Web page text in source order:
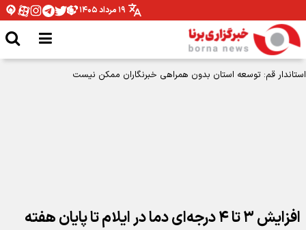
۱۹ مرداد ۱۴۰۵
استاندار قم: توسعه استان بدون همراهی خبرنگاران ممکن نیست
افزایش ۳ تا ۴ درجه‌ای دما در ایلام تا پایان هفته